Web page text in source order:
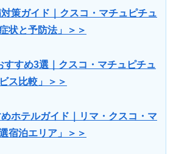
対策ガイド｜クスコ・マチュピチュ
状と予防法」＞＞
すすめ3選｜クスコ・マチュピチュ
ス比較」＞＞
めホテルガイド｜リマ・クスコ・マ
宿泊エリア」＞＞